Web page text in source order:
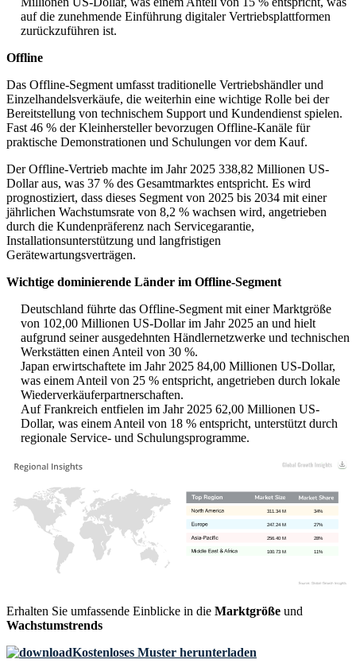
auf die zunehmende Einführung digitaler Vertriebsplattformen
zurückzuführen ist.
Offline
Das Offline-Segment umfasst traditionelle Vertriebshändler und
Einzelhandelsverkäufe, die weiterhin eine wichtige Rolle bei der
Bereitstellung von technischem Support und Kundendienst spielen.
Fast 46 % der Kleinhersteller bevorzugen Offline-Kanäle für
praktische Demonstrationen und Schulungen vor dem Kauf.
Der Offline-Vertrieb machte im Jahr 2025 338,82 Millionen US-
Dollar aus, was 37 % des Gesamtmarktes entspricht. Es wird
prognostiziert, dass dieses Segment von 2025 bis 2034 mit einer
jährlichen Wachstumsrate von 8,2 % wachsen wird, angetrieben
durch die Kundenpräferenz nach Servicegarantie,
Installationsunterstützung und langfristigen
Gerätewartungsverträgen.
Wichtige dominierende Länder im Offline-Segment
Deutschland führte das Offline-Segment mit einer Marktgröße
von 102,00 Millionen US-Dollar im Jahr 2025 an und hielt
aufgrund seiner ausgedehnten Händlernetzwerke und technischen
Werkstätten einen Anteil von 30 %.
Japan erwirtschaftete im Jahr 2025 84,00 Millionen US-Dollar,
was einem Anteil von 25 % entspricht, angetrieben durch lokale
Wiederverkäuferpartnerschaften.
Auf Frankreich entfielen im Jahr 2025 62,00 Millionen US-
Dollar, was einem Anteil von 18 % entspricht, unterstützt durch
regionale Service- und Schulungsprogramme.
11%
100.73 M
28%
256.40 M
27%
247.24 M
34%
311.34 M
Erhalten Sie umfassende Einblicke in die Marktgröße und
Wachstumstrends
Kostenloses Muster herunterladen